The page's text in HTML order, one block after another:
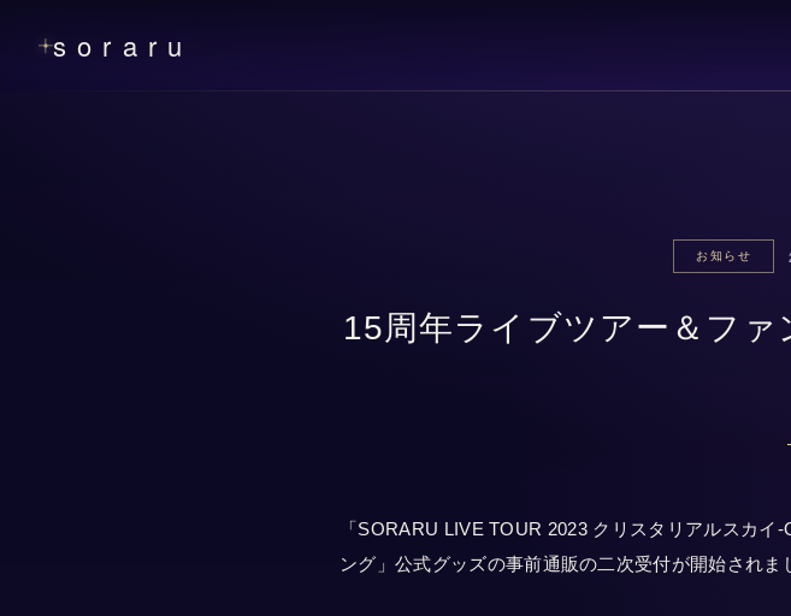
soraru
お知らせ
15周年ライブツアー＆ファ
「SORARU LIVE TOUR 2023 クリスタリアルスカ
ング」公式グッズの事前通販の二次受付が開始されま